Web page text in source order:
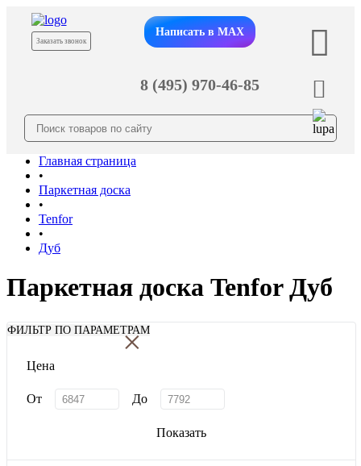
Заказать звонок
Написать в MAX
8 (495) 970-46-85
Главная страница
•
Паркетная доска
•
Tenfor
•
Дуб
Паркетная доска Tenfor Дуб
ФИЛЬТР ПО ПАРАМЕТРАМ
×
Цена
От До
Показать